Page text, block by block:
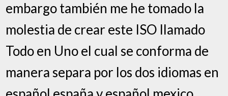
embargo también me he tomado la
molestia de crear este ISO llamado
Todo en Uno el cual se conforma de
manera separa por los dos idiomas en